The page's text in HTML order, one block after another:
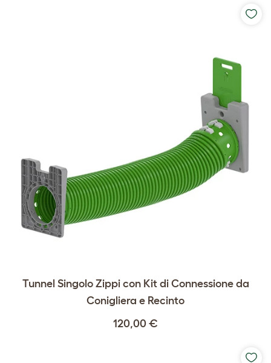
Tunnel Singolo Zippi con Kit di Connessione da
Conigliera e Recinto
120,00 €